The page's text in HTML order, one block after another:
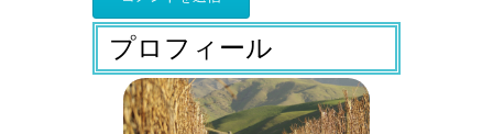
プロフィール